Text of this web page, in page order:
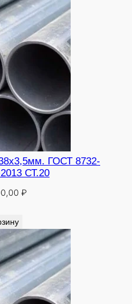
ГОСТ 8732-
СТ.20
₽